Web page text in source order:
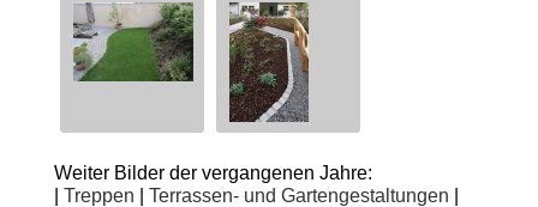
Weiter Bilder der vergangenen Jahre:
Treppen Terrassen- und Gartengestaltungen